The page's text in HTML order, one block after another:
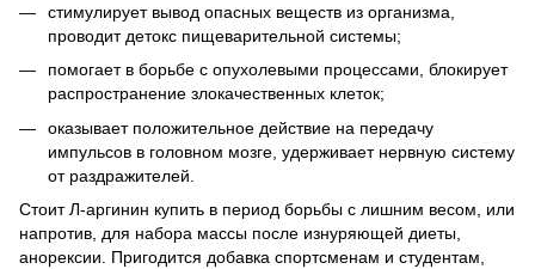
стимулирует вывод опасных веществ из организма,
проводит детокс пищеварительной системы;
помогает в борьбе с опухолевыми процессами, блокирует
распространение злокачественных клеток;
оказывает положительное действие на передачу
импульсов в головном мозге, удерживает нервную систему
от раздражителей.
Стоит Л-аргинин купить в период борьбы с лишним весом, или
напротив, для набора массы после изнуряющей диеты,
анорексии. Пригодится добавка спортсменам и студентам,